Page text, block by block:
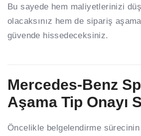
Bu sayede hem maliyetlerinizi
olacaksınız hem de sipariş
güvende hissedeceksiniz.
Mercedes-Benz
Aşama Tip Onayı
Öncelikle belgelendirme sürecinin